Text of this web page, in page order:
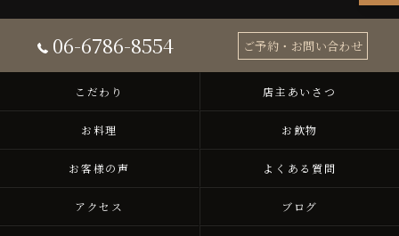
06-6786-8554 ご予約・お問い合わせ
こだわり 店主あいさつ
お料理 お飲物
お客様の声 よくある質問
アクセス ブログ